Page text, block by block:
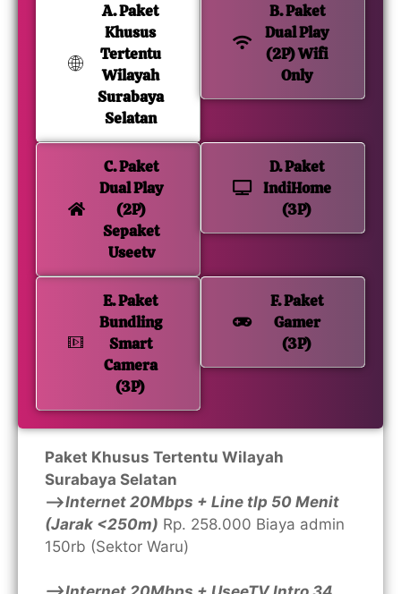
A. Paket
Khusus
Tertentu
Wilayah
Surabaya
Selatan
B. Paket
Dual Play
(2P) Wifi
Only
C. Paket
Dual Play
(2P)
Sepaket
Useetv
D. Paket
IndiHome
(3P)
E. Paket
Bundling
Smart
Camera
(3P)
F. Paket
Gamer
(3P)
Paket Khusus Tertentu Wilayah
Surabaya Selatan
—>Internet 20Mbps + Line tlp 50 Menit
(Jarak <250m) Rp. 258.000 Biaya admin
150rb (Sektor Waru)